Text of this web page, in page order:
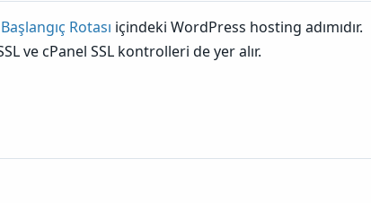
Rotası içindeki WordPress hosting adımıdır.
ve cPanel SSL kontrolleri de yer alır.